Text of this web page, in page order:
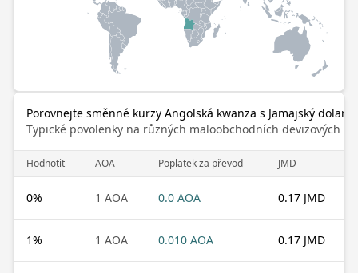
Porovnejte směnné kurzy Angolská kwanza s Jamajský dolar
Typické povolenky na různých maloobchodních devizových
Hodnotit AOA Poplatek za převod JMD
0% 1 AOA 0.0 AOA 0.17 JMD
1% 1 AOA 0.010 AOA 0.17 JMD